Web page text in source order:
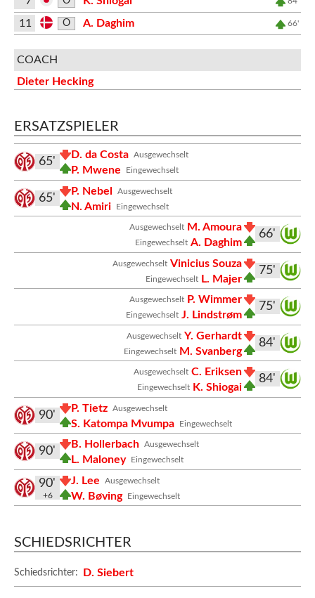
11 O A. Daghim 66'
COACH
Dieter Hecking
ERSATZSPIELER
Ausgewechselt
D. da Costa
Eingewechselt
P. Mwene
65'
Ausgewechselt
P. Nebel
Eingewechselt
N. Amiri
65'
66'
Ausgewechselt M. Amoura
Eingewechselt A. Daghim
75'
Ausgewechselt Vinicius Souza
Eingewechselt L. Majer
75'
Ausgewechselt P. Wimmer
Eingewechselt J. Lindstrøm
84'
Ausgewechselt Y. Gerhardt
Eingewechselt M. Svanberg
84'
Ausgewechselt C. Eriksen
Eingewechselt K. Shiogai
Ausgewechselt
P. Tietz
Eingewechselt
S. Katompa Mvumpa
90'
Ausgewechselt
B. Hollerbach
Eingewechselt
L. Maloney
90'
Ausgewechselt
J. Lee
Eingewechselt
W. Bøving
90'
+6
SCHIEDSRICHTER
Schiedsrichter: D. Siebert